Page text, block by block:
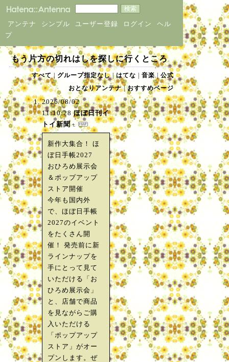
アンテナ シンプル ユーザー登録 ログイン
ヘル
プ
もう片方の切れはしを探しに行くところ
すべて | グループ指定なし|はてな |音楽|公式
おとなりアンテナ|おすすめページ
2026/08/02
11:10:28 ほぼ日刊イ
トイ新聞
新作大集合！ ほ
ぼ日手帳2027
おひろめ展示会
＆ポップアップ
ストア開催
今年も国内外
で、ほぼ日手帳
2027のイベント
をたくさん開
催！ 発売前に新
ラインナップを
手にとって見て
いただける「お
ひろめ展示会」
と、店舗で商品
を見ながらご購
入いただける
「ポップアップ
ストア」がオー
プンします。ぜ